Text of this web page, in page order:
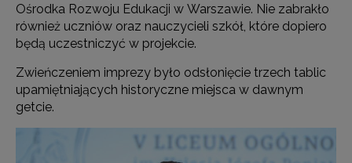
Ośrodka Rozwoju Edukacji w Warszawie. Nie zabrakło
również uczniów oraz nauczycieli szkół, które dopiero
będą uczestniczyć w projekcie.
Zwieńczeniem imprezy było odsłonięcie trzech tablic
upamiętniających historyczne miejsca w dawnym
getcie.